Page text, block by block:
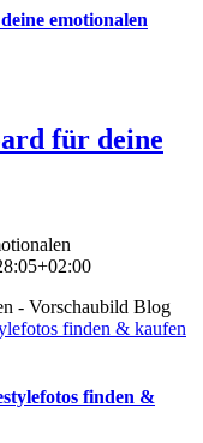
emotionalen
für deine
finden & kaufen
finden &